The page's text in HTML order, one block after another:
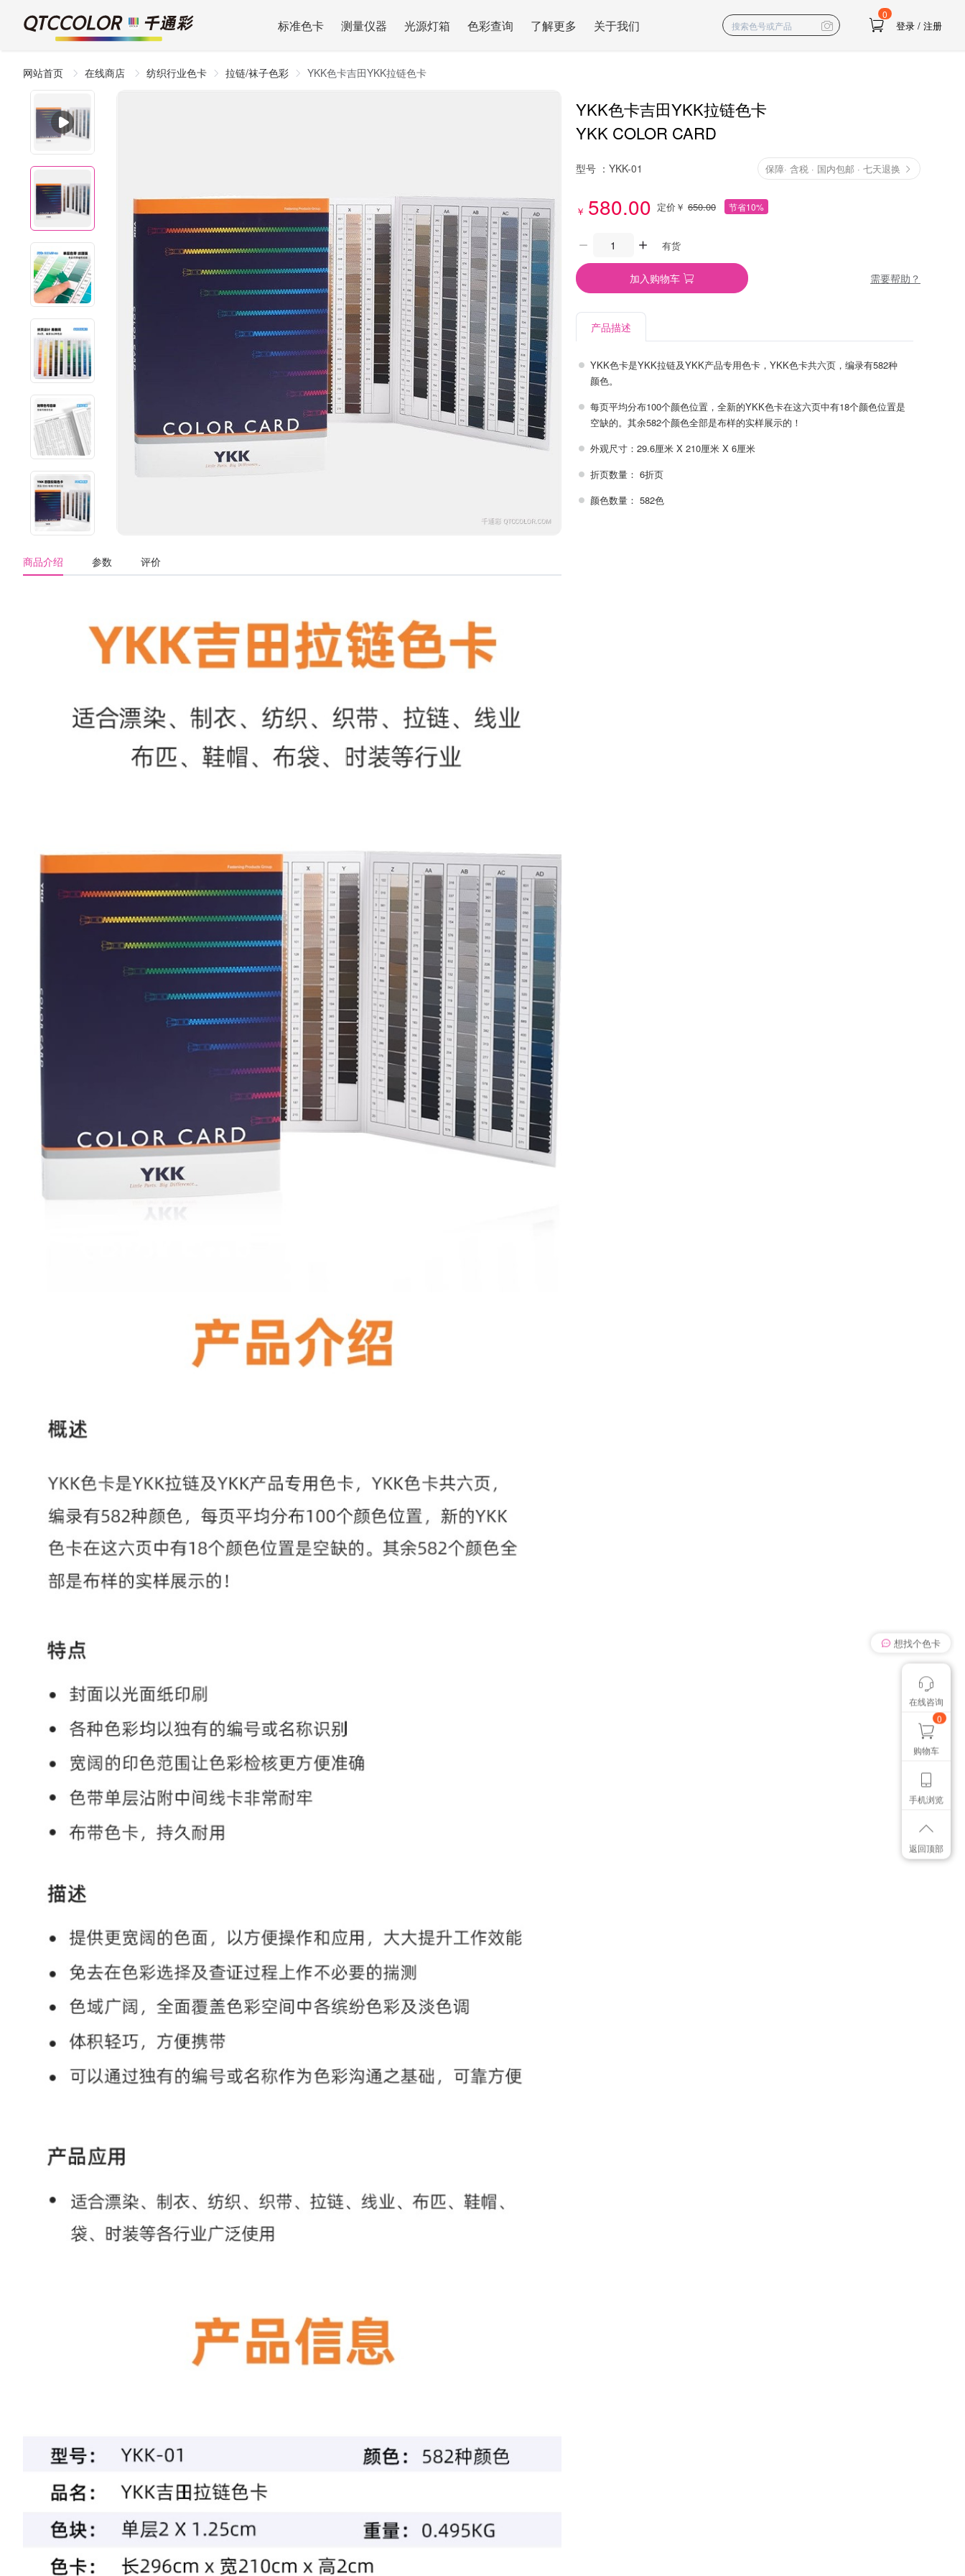
标准色卡 测量仪器 光源灯箱 色彩查询 了解更多 关于我们
0
登录 / 注册
网站首页 在线商店 纺织行业色卡 拉链/袜子色彩 YKK色卡吉田YKK拉链色卡
商品介绍 参数 评价
YKK色卡吉田YKK拉链色卡
YKK COLOR CARD
型号 ： YKK-01 保障· 含税 · 国内包邮 · 七天退换
￥ 580.00 定价￥ 650.00 节省10%
有货
加入购物车 需要帮助？
产品描述
YKK色卡是YKK拉链及YKK产品专用色卡，YKK色卡共六页，编录有582种
颜色。
每页平均分布100个颜色位置，全新的YKK色卡在这六页中有18个颜色位置是
空缺的。其余582个颜色全部是布样的实样展示的！
外观尺寸：29.6厘米 X 210厘米 X 6厘米
折页数量： 6折页
颜色数量： 582色
我有个想法
想找个色卡
颜色管控讨论
在线咨询
0
购物车
手机浏览
返回顶部